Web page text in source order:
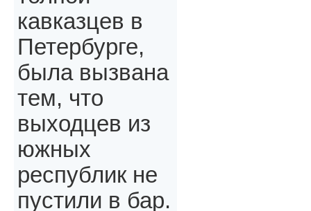
кавказцев в
Петербурге,
была вызвана
тем, что
выходцев из
южных
республик не
пустили в бар.